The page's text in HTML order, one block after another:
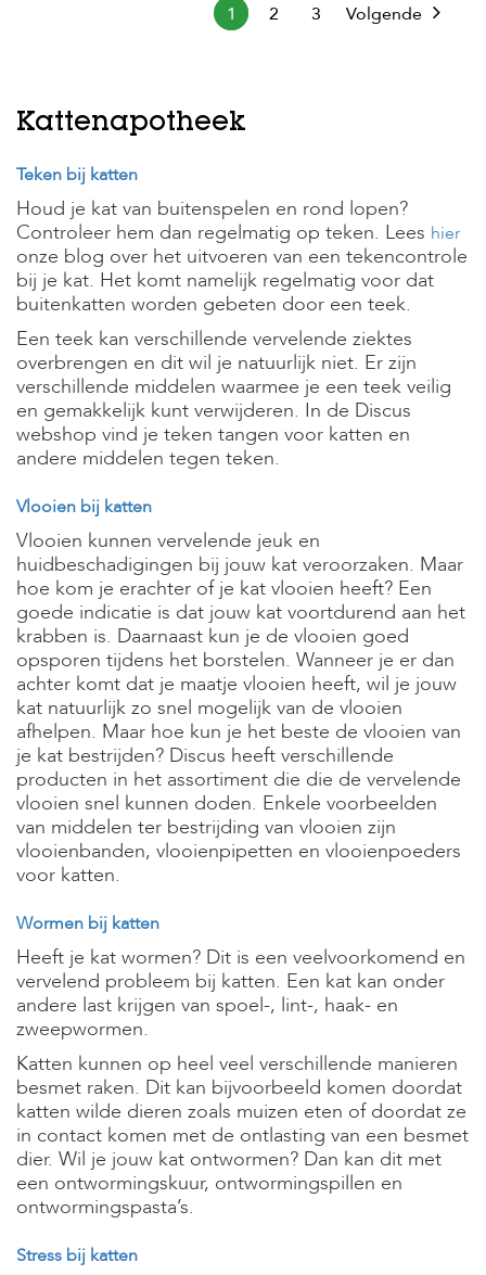
1 2 3 Volgende
Kattenapotheek
Teken bij katten
Houd je kat van buitenspelen en rond lopen?
Controleer hem dan regelmatig op teken. Lees hier
onze blog over het uitvoeren van een tekencontrole
bij je kat. Het komt namelijk regelmatig voor dat
buitenkatten worden gebeten door een teek.
Een teek kan verschillende vervelende ziektes
overbrengen en dit wil je natuurlijk niet. Er zijn
verschillende middelen waarmee je een teek veilig
en gemakkelijk kunt verwijderen. In de Discus
webshop vind je teken tangen voor katten en
andere middelen tegen teken.
Vlooien bij katten
Vlooien kunnen vervelende jeuk en
huidbeschadigingen bij jouw kat veroorzaken. Maar
hoe kom je erachter of je kat vlooien heeft? Een
goede indicatie is dat jouw kat voortdurend aan het
krabben is. Daarnaast kun je de vlooien goed
opsporen tijdens het borstelen. Wanneer je er dan
achter komt dat je maatje vlooien heeft, wil je jouw
kat natuurlijk zo snel mogelijk van de vlooien
afhelpen. Maar hoe kun je het beste de vlooien van
je kat bestrijden? Discus heeft verschillende
producten in het assortiment die die de vervelende
vlooien snel kunnen doden. Enkele voorbeelden
van middelen ter bestrijding van vlooien zijn
vlooienbanden, vlooienpipetten en vlooienpoeders
voor katten.
Wormen bij katten
Heeft je kat wormen? Dit is een veelvoorkomend en
vervelend probleem bij katten. Een kat kan onder
andere last krijgen van spoel-, lint-, haak- en
zweepwormen.
Katten kunnen op heel veel verschillende manieren
besmet raken. Dit kan bijvoorbeeld komen doordat
katten wilde dieren zoals muizen eten of doordat ze
in contact komen met de ontlasting van een besmet
dier. Wil je jouw kat ontwormen? Dan kan dit met
een ontwormingskuur, ontwormingspillen en
ontwormingspasta’s.
Stress bij katten